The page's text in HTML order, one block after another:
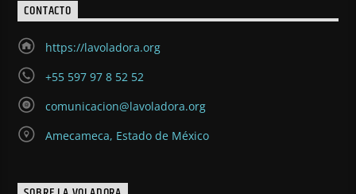
CONTACTO
https://lavoladora.org
+55 597 97 8 52 52
comunicacion@lavoladora.org
Amecameca, Estado de México